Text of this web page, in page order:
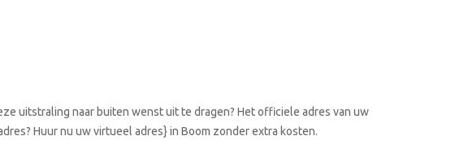
uitstraling naar buiten wenst uit te dragen? Het officiele adres van uw
Huur nu uw virtueel adres} in Boom zonder extra kosten.